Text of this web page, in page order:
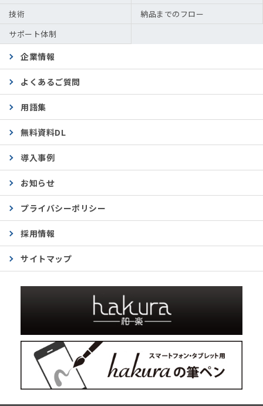
技術
納品までのフロー
サポート体制
企業情報
よくあるご質問
用語集
無料資料DL
導入事例
お知らせ
プライバシーポリシー
採用情報
サイトマップ